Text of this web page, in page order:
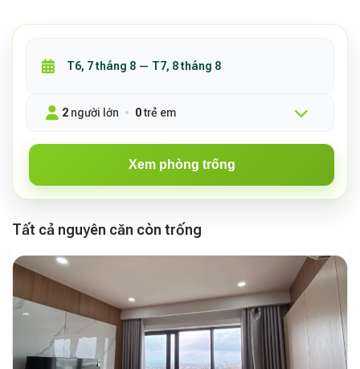
2 người lớn 0trẻ em
Xem phòng trống
Tất cả nguyên căn còn trống